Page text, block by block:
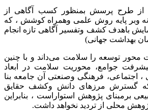
طرح پرسش بمنظور کسب آگاهی از
وبر پایه روش علمی وهمراه کوشش ، که
باهدف کشف وتفسیر آگاهی تازه انجام
بهداشت جهانی)
محور توسعه را سلامت می‌داند و با چنین
جوامع، محوریت سلامت در ابعاد
اجتماعی، فرهنگی وصنعتی آن جامعه بنا
که گسترش مرزهای دانش وکشف حقایق
برمبنای پژوهش استواراست ، بنابراین
محلی از تردید نخواهد داشت.